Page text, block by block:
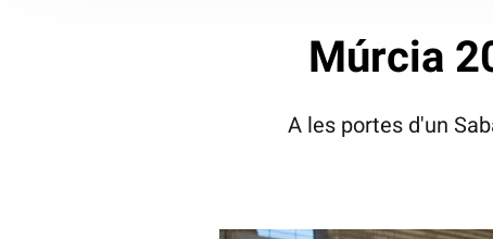
Múrcia
A les portes d'un